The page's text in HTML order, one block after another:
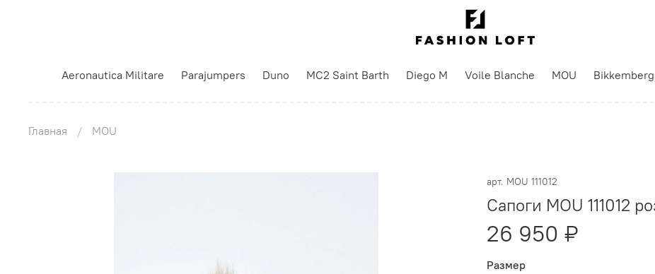
Aeronautica Militare Parajumpers Duno MC2 Saint Barth Diego M Voile Blanche MOU
Главная MOU
арт. MOU 111012
Сапоги MOU 111012
26 950 ₽
Размер